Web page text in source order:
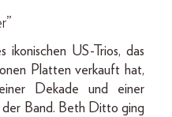
ikonischen US-Trios, das
Platten verkauft hat,
Dekade und einer
der Band. Beth Ditto ging